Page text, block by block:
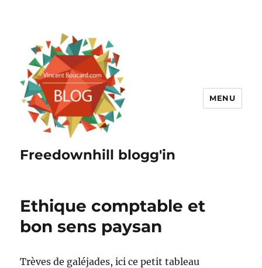
Freedownhill blogg'in
MENU
Ethique comptable et
bon sens paysan
Trèves de galéjades, ici ce petit tableau